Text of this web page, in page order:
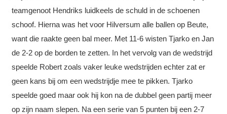
teamgenoot Hendriks luidkeels de schuld in de schoenen
schoof. Hierna was het voor Hilversum alle ballen op Beute,
want die raakte geen bal meer. Met 11-6 wisten Tjarko en Jan
de 2-2 op de borden te zetten. In het vervolg van de wedstrijd
speelde Robert zoals vaker leuke wedstrijden echter zat er
geen kans bij om een wedstrijdje mee te pikken. Tjarko
speelde goed maar ook hij kon na de dubbel geen partij meer
op zijn naam slepen. Na een serie van 5 punten bij een 2-7